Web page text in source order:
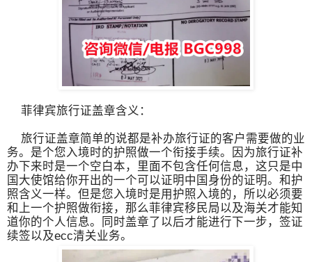
菲律宾旅行证盖章含义：
旅行证盖章简单的说都是补办旅行证的客户需要做的业
务。是个您入境时的护照做一个衔接手续。因为旅行证补
办下来时是一个空白本，里面不包含任何信息，这只是中
国大使馆给你开出的一个可以证明中国身份的证明。和护
照含义一样。但是您入境时是用护照入境的，所以必须要
和上一个护照做衔接，那么菲律宾移民局以及海关才能知
道你的个人信息。同时盖章了以后才能进行下一步，签证
续签以及ecc清关业务。